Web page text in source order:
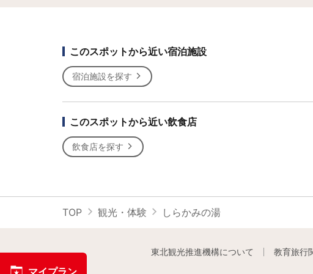
このスポットから近い宿泊施設
宿泊施設を探す
このスポットから近い飲食店
飲食店を探す
TOP 観光・体験 しらかみの湯
東北観光推進機構について 教育旅行
マイプラン